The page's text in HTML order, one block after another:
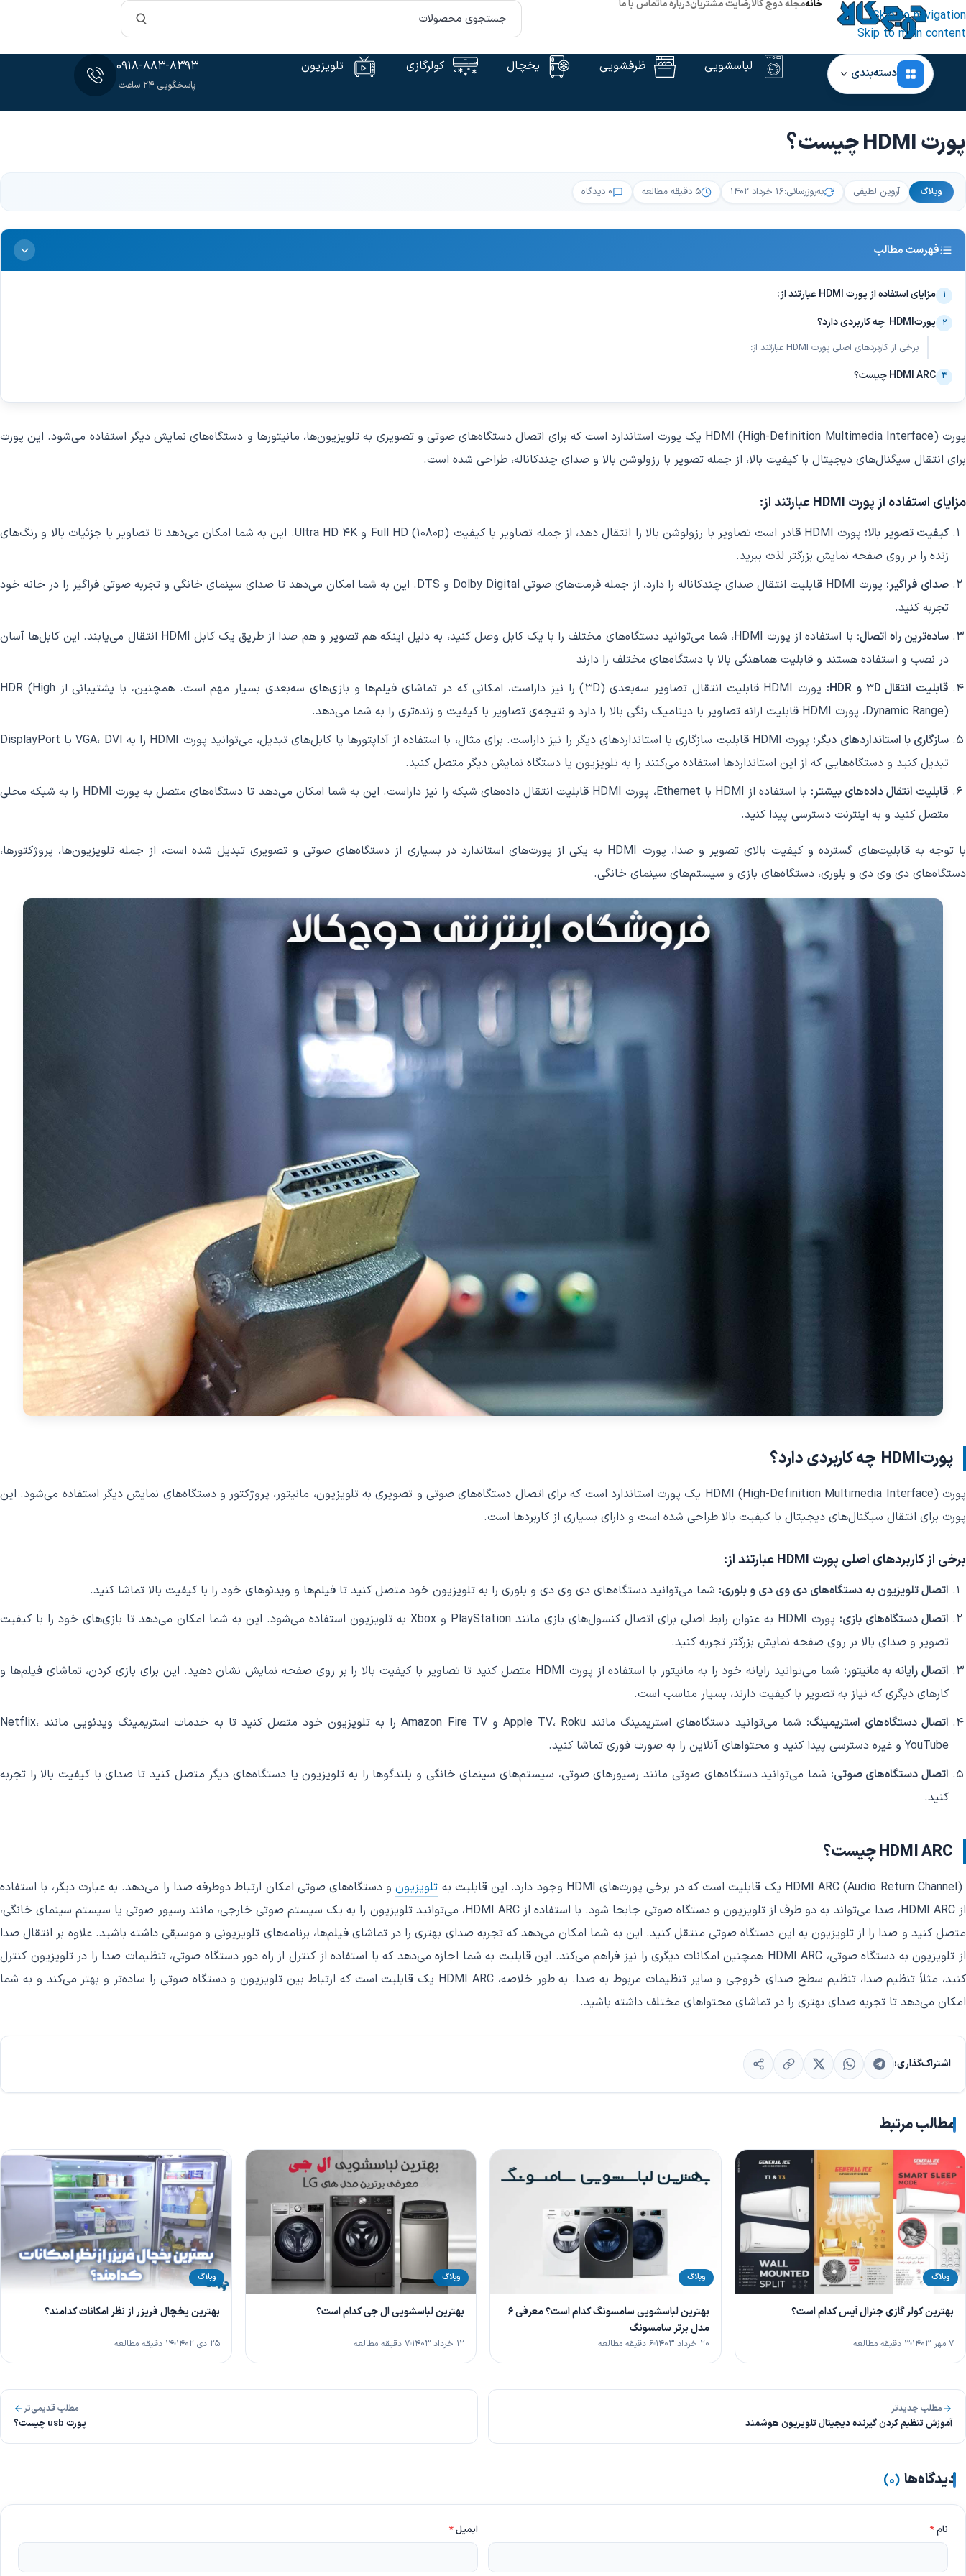
Skip to navigation
Skip to main content
خانهمجله دوج کالارضایت مشتریاندرباره ماتماس با ما
دسته‌بندی لباسشویی ظرفشویی یخچال کولرگازی تلویزیون 0918-883-8393
پاسخگویی 24 ساعت
پورت HDMI چیست؟
وبلاگ آروین لطیفی به‌روزرسانی:۱۶ خرداد ۱۴۰۲ ۵ دقیقه مطالعه ۰ دیدگاه
فهرست مطالب
۱ مزایای استفاده از پورت HDMI عبارتند از:
۲ پورتHDMI چه کاربردی دارد؟
برخی از کاربردهای اصلی پورت HDMI عبارتند از:
۳ HDMI ARC چیست؟
پورت HDMI (High-Definition Multimedia Interface) یک پورت استاندارد است که برای اتصال دستگاه‌های صوتی و تصویری به تلویزیون‌ها، مانیتورها و دستگاه‌های نمایش دیگر استفاده می‌شود. این پورت
برای انتقال سیگنال‌های دیجیتال با کیفیت بالا، از جمله تصویر با رزولوشن بالا و صدای چندکاناله، طراحی شده است.
مزایای استفاده از پورت HDMI عبارتند از:
کیفیت تصویر بالا:
پورت HDMI قادر است تصاویر با رزولوشن بالا را انتقال دهد، از جمله تصاویر با کیفیت Full HD (1080p) و Ultra HD 4K. این به شما امکان می‌دهد تا تصاویر با جزئیات بالا و رنگ‌های
زنده را بر روی صفحه نمایش بزرگتر لذت ببرید.
صدای فراگیر:
پورت HDMI قابلیت انتقال صدای چندکاناله را دارد، از جمله فرمت‌های صوتی Dolby Digital و DTS. این به شما امکان می‌دهد تا صدای سینمای خانگی و تجربه صوتی فراگیر را در خانه خود
تجربه کنید.
ساده‌ترین راه اتصال:
با استفاده از پورت HDMI، شما می‌توانید دستگاه‌های مختلف را با یک کابل وصل کنید، به دلیل اینکه هم تصویر و هم صدا از طریق یک کابل HDMI انتقال می‌یابند. این کابل‌ها آسان
در نصب و استفاده هستند و قابلیت هماهنگی بالا با دستگاه‌های مختلف را دارند
قابلیت انتقال 3D و HDR:
پورت HDMI قابلیت انتقال تصاویر سه‌بعدی (3D) را نیز داراست، امکانی که در تماشای فیلم‌ها و بازی‌های سه‌بعدی بسیار مهم است. همچنین، با پشتیبانی از HDR (High
Dynamic Range)، پورت HDMI قابلیت ارائه تصاویر با دینامیک رنگی بالا را دارد و نتیجه‌ی تصاویر با کیفیت و زنده‌تری را به شما می‌دهد.
سازگاری با استاندارد‌های دیگر:
پورت HDMI قابلیت سازگاری با استانداردهای دیگر را نیز داراست. برای مثال، با استفاده از آداپتور‌ها یا کابل‌های تبدیل، می‌توانید پورت HDMI را به VGA، DVI یا DisplayPort
تبدیل کنید و دستگاه‌هایی که از این استانداردها استفاده می‌کنند را به تلویزیون یا دستگاه نمایش دیگر متصل کنید.
قابلیت انتقال داده‌های بیشتر:
با استفاده از HDMI با Ethernet، پورت HDMI قابلیت انتقال داده‌های شبکه را نیز داراست. این به شما امکان می‌دهد تا دستگاه‌های متصل به پورت HDMI را به شبکه محلی
متصل کنید و به اینترنت دسترسی پیدا کنید.
با توجه به قابلیت‌های گسترده و کیفیت بالای تصویر و صدا، پورت HDMI به یکی از پورت‌های استاندارد در بسیاری از دستگاه‌های صوتی و تصویری تبدیل شده است، از جمله تلویزیون‌ها، پروژکتورها،
دستگاه‌های دی وی دی و بلوری، دستگاه‌های بازی و سیستم‌های سینمای خانگی.
پورتHDMI چه کاربردی دارد؟
پورت HDMI (High-Definition Multimedia Interface) یک پورت استاندارد است که برای اتصال دستگاه‌های صوتی و تصویری به تلویزیون، مانیتور، پروژکتور و دستگاه‌های نمایش دیگر استفاده می‌شود. این
پورت برای انتقال سیگنال‌های دیجیتال با کیفیت بالا طراحی شده است و دارای بسیاری از کاربردها است.
برخی از کاربردهای اصلی پورت HDMI عبارتند از:
اتصال تلویزیون به دستگاه‌های دی وی دی و بلوری: شما می‌توانید دستگاه‌های دی وی دی و بلوری را به تلویزیون خود متصل کنید تا فیلم‌ها و ویدئوهای خود را با کیفیت بالا تماشا کنید.
اتصال دستگاه‌های بازی:
پورت HDMI به عنوان رابط اصلی برای اتصال کنسول‌های بازی مانند PlayStation و Xbox به تلویزیون استفاده می‌شود. این به شما امکان می‌دهد تا بازی‌های خود را با کیفیت
تصویر و صدای بالا بر روی صفحه نمایش بزرگتر تجربه کنید.
اتصال رایانه به مانیتور:
شما می‌توانید رایانه خود را به مانیتور با استفاده از پورت HDMI متصل کنید تا تصاویر با کیفیت بالا را بر روی صفحه نمایش نشان دهید. این برای بازی کردن، تماشای فیلم‌ها و
کارهای دیگری که نیاز به تصویر با کیفیت دارند، بسیار مناسب است.
اتصال دستگاه‌های استریمینگ:
شما می‌توانید دستگاه‌های استریمینگ مانند Apple TV، Roku و Amazon Fire TV را به تلویزیون خود متصل کنید تا به خدمات استریمینگ ویدئویی مانند Netflix،
YouTube و غیره دسترسی پیدا کنید و محتواهای آنلاین را به صورت فوری تماشا کنید.
اتصال دستگاه‌های صوتی: شما می‌توانید دستگاه‌های صوتی مانند رسیورهای صوتی، سیستم‌های سینمای خانگی و بلندگوها را به تلویزیون یا دستگاه‌های دیگر متصل کنید تا صدای با کیفیت بالا را تجربه
کنید.
HDMI ARC چیست؟
تلویزیونو دستگاه‌های صوتی امکان ارتباط دوطرفه صدا را می‌دهد. به عبارت دیگر، با استفاده
از HDMI ARC، صدا می‌تواند به دو طرف از تلویزیون و دستگاه صوتی جابجا شود. با استفاده از HDMI ARC، می‌توانید تلویزیون را به یک سیستم صوتی خارجی، مانند رسیور صوتی یا سیستم سینمای خانگی،
متصل کنید و صدا را از تلویزیون به این دستگاه صوتی منتقل کنید. این به شما امکان می‌دهد که تجربه صدای بهتری را در تماشای فیلم‌ها، برنامه‌های تلویزیونی و موسیقی داشته باشید. علاوه بر انتقال صدا
از تلویزیون به دستگاه صوتی، HDMI ARC همچنین امکانات دیگری را نیز فراهم می‌کند. این قابلیت به شما اجازه می‌دهد که با استفاده از کنترل از راه دور دستگاه صوتی، تنظیمات صدا را در تلویزیون کنترل
کنید، مثلاً تنظیم صدا، تنظیم سطح صدای خروجی و سایر تنظیمات مربوط به صدا. به طور خلاصه، HDMI ARC یک قابلیت است که ارتباط بین تلویزیون و دستگاه صوتی را ساده‌تر و بهتر می‌کند و به شما
امکان می‌دهد تا تجربه صدای بهتری را در تماشای محتواهای مختلف داشته باشید.
اشتراک‌گذاری:
مطالب مرتبط
وبلاگ
بهترین کولر گازی جنرال آیس کدام است؟
۷ مهر ۱۴۰۳ ۳ دقیقه مطالعه
وبلاگ
بهترین لباسشویی سامسونگ کدام است؟ معرفی 6
مدل برتر سامسونگ
۲۰ خرداد ۱۴۰۳ ۶ دقیقه مطالعه
وبلاگ
بهترین لباسشویی ال جی کدام است؟
۱۲ خرداد ۱۴۰۳ ۷ دقیقه مطالعه
وبلاگ
بهترین یخچال فریزر از نظر امکانات کدامند؟
۲۵ دی ۱۴۰۲ ۱۴ دقیقه مطالعه
مطلب جدیدتر
آموزش تنظیم کردن گیرنده دیجیتال تلویزیون هوشمند
مطلب قدیمی‌تر
پورت usb چیست؟
دیدگاه‌ها (۰)
نام* ایمیل*